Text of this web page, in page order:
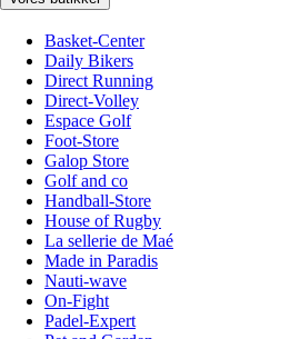
Basket-Center
Daily Bikers
Direct Running
Direct-Volley
Espace Golf
Foot-Store
Galop Store
Golf and co
Handball-Store
House of Rugby
La sellerie de Maé
Made in Paradis
Nauti-wave
On-Fight
Padel-Expert